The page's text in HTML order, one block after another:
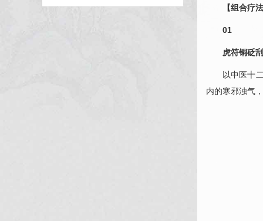
【组合疗
01
虎符铜砭
以中医十
内的寒邪浊气